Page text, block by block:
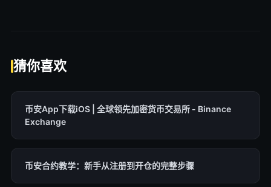
猜你喜欢
币安App下载iOS | 全球领先加密货币交易所 - Binance
Exchange
币安合约教学：新手从注册到开仓的完整步骤